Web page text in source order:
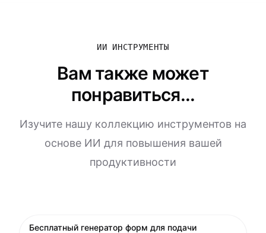
ИИ ИНСТРУМЕНТЫ
Вам также может
понравиться...
Изучите нашу коллекцию инструментов на
основе ИИ для повышения вашей
продуктивности
Бесплатный генератор форм для подачи